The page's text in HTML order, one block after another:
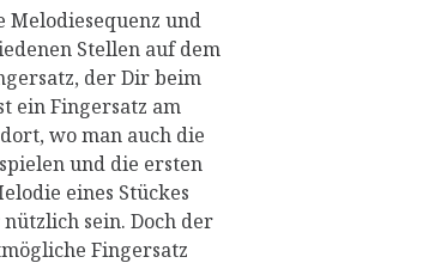
und
Stellen auf dem
der Dir beim
ein Fingersatz am
wo man auch die
und die ersten
eines Stückes
sein. Doch der
Fingersatz